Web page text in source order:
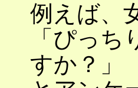
例えば、
「ぴっ
すか？」